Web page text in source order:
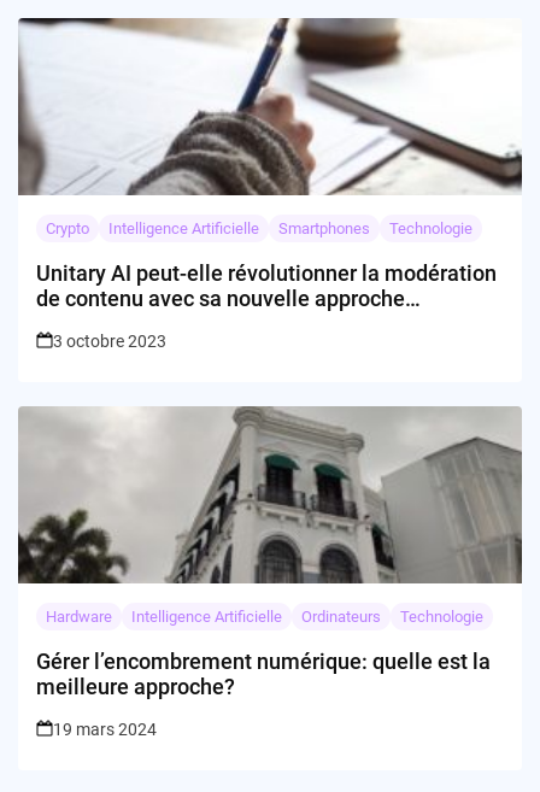
Crypto Intelligence Artificielle Smartphones Technologie
Unitary AI peut-elle révolutionner la modération
de contenu avec sa nouvelle approche
3 octobre 2023
Hardware Intelligence Artificielle Ordinateurs Technologie
Gérer l’encombrement numérique: quelle est la
meilleure approche?
19 mars 2024